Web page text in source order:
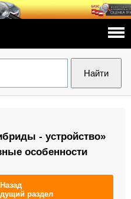
- устройство»
особенности
Назад
раздел